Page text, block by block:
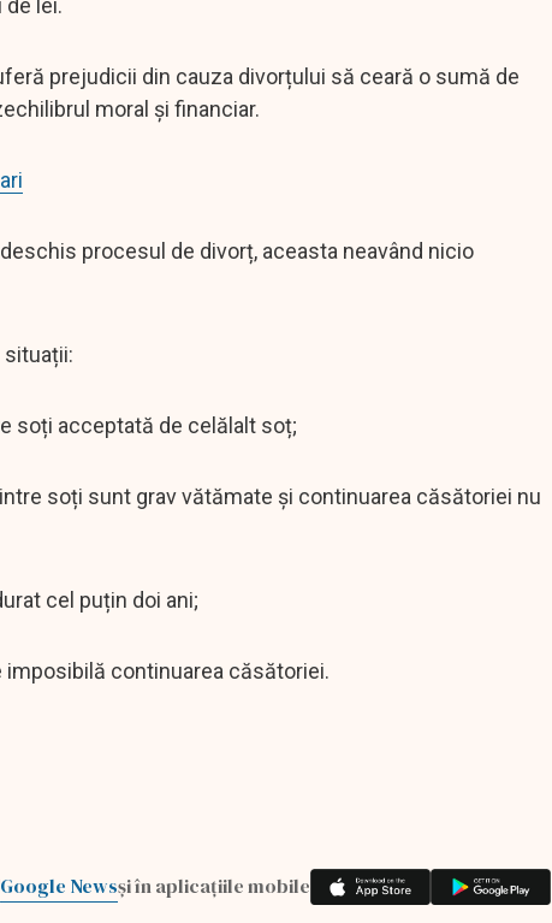
lei.
prejudicii din cauza divorțului să ceară o sumă de
moral și financiar.
procesul de divorț, aceasta neavând nicio
situații:
soți acceptată de celălalt soț;
soți sunt grav vătămate și continuarea căsătoriei nu
cel puțin doi ani;
imposibilă continuarea căsătoriei.
Google Newsși în aplicațiile mobile